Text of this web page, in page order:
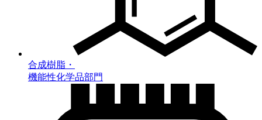
合成樹脂・
機能性化学品部門